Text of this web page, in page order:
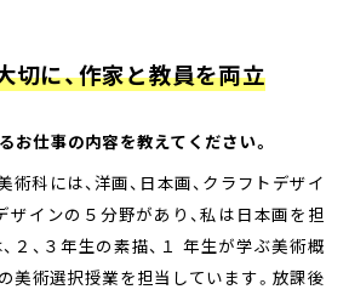
切に、作家と教員を両立
るお仕事の内容を教えてください。
術科には、洋画、日本画、クラフトデザイ
ザインの５分野があり、私は日本画を担
２、３年生の素描、１ 年生が学ぶ美術概
美術選択授業を担当しています。放課後